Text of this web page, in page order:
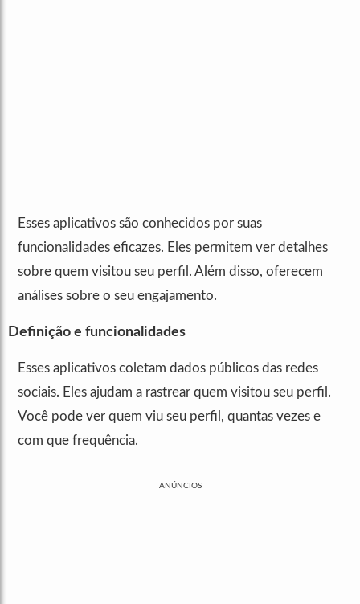
Esses aplicativos são conhecidos por suas
funcionalidades eficazes. Eles permitem ver detalhes
sobre quem visitou seu perfil. Além disso, oferecem
análises sobre o seu engajamento.
Definição e funcionalidades
Esses aplicativos coletam dados públicos das redes
sociais. Eles ajudam a rastrear quem visitou seu perfil.
Você pode ver quem viu seu perfil, quantas vezes e
com que frequência.
ANÚNCIOS